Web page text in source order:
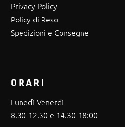
Privacy Policy
Policy di Reso
Spedizioni e Consegne
ORARI
Lunedì-Venerdì
8.30-12.30 e 14.30-18:00